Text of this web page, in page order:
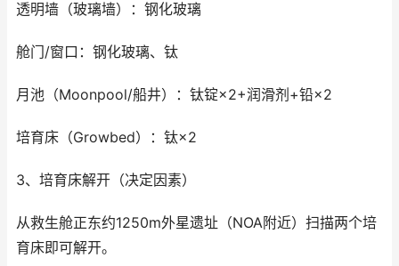
透明墙（玻璃墙）：钢化玻璃
舱门/窗口：钢化玻璃、钛
月池（Moonpool/船井）：钛锭×2+润滑剂+铅×2
培育床（Growbed）：钛×2
3、培育床解开（决定因素）
从救生舱正东约1250m外星遗址（NOA附近）扫描两个培
育床即可解开。